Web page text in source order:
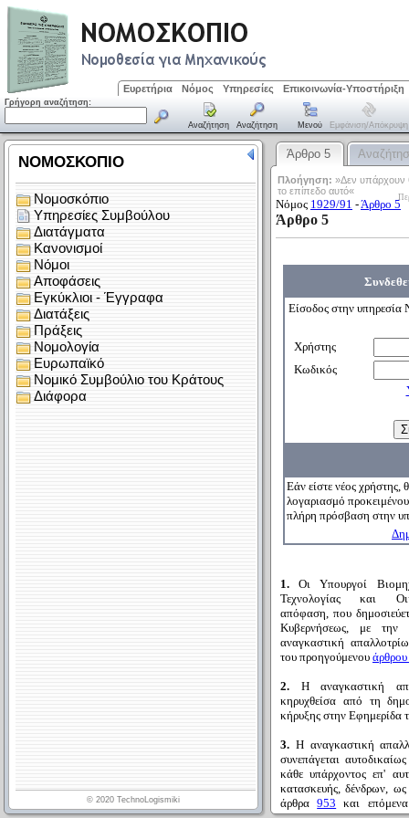
Ευρετήρια Νόμος Υπηρεσίες Επικοινωνία-Υποστήριξη
Γρήγορη αναζήτηση:
Αναζήτηση Αναζήτηση Μενού Εμφάνιση/απόκρυψη
Άρθρο 5